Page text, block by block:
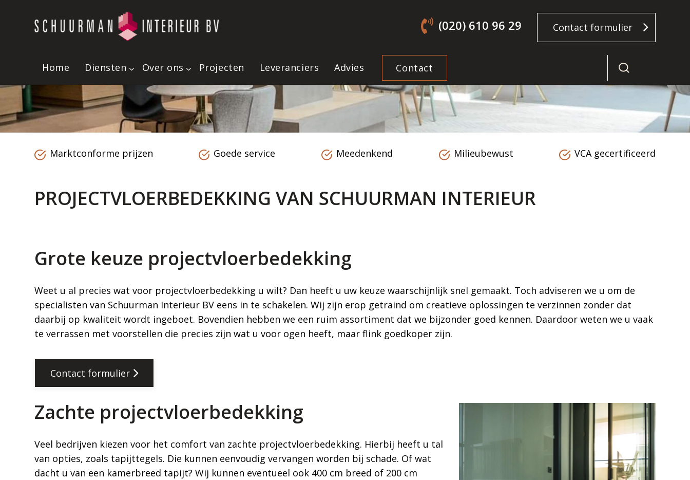
(020) 610 96 29 Contact formulier
Home Diensten Over ons Projecten Leveranciers Advies Contact
Marktconforme prijzen Goede service Meedenkend Milieubewust VCA gecertificeerd
PROJECTVLOERBEDEKKING VAN SCHUURMAN INTERIEUR
Grote keuze projectvloerbedekking
Weet u al precies wat voor projectvloerbedekking u wilt? Dan heeft u uw keuze waarschijnlijk snel gemaakt. Toch adviseren we u om de
specialisten van Schuurman Interieur BV eens in te schakelen. Wij zijn erop getraind om creatieve oplossingen te verzinnen zonder dat
daarbij op kwaliteit wordt ingeboet. Bovendien hebben we een ruim assortiment dat we bijzonder goed kennen. Daardoor weten we u vaak
te verrassen met voorstellen die precies zijn wat u voor ogen heeft, maar flink goedkoper zijn.
Contact formulier
Zachte projectvloerbedekking
Veel bedrijven kiezen voor het comfort van zachte projectvloerbedekking. Hierbij heeft u tal
van opties, zoals tapijttegels. Die kunnen eenvoudig vervangen worden bij schade. Of wat
dacht u van een kamerbreed tapijt? Wij kunnen eventueel ook 400 cm breed of 200 cm